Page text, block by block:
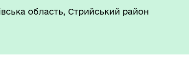
область, Стрийський район